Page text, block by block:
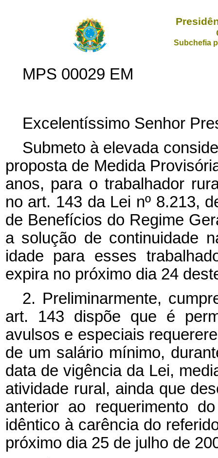
Subchefia
MPS 00029 EM
Excelentíssimo Senhor
Submeto à elevada
proposta de Medida
anos, para o trabalhador
no art. 143 da Lei nº 8.213,
de Benefícios do Regime
a solução de continuidade
idade para esses
expira no próximo dia 24
2. Preliminarmente,
art. 143 dispõe que é
avulsos e especiais
de um salário mínimo,
data de vigência da Lei,
atividade rural, ainda que
anterior ao requerimento
idêntico à carência do
próximo dia 25 de julho de